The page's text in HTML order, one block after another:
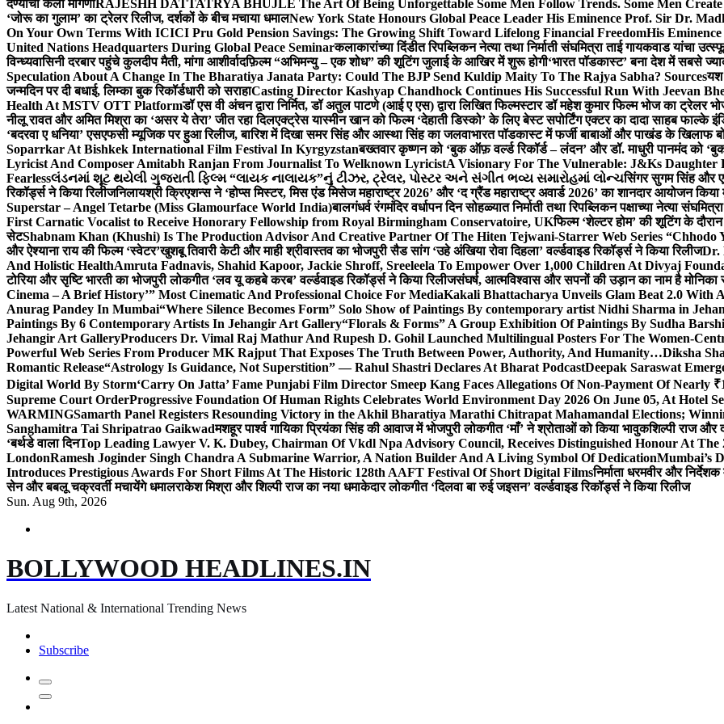
देण्याची केली मागणीRAJESHH DATTATRYA BHUJLE The Art Of Being Unforgettable Some Men Follow Trends. Some Men
‘जोरू का गुलाम’ का ट्रेलर रिलीज, दर्शकों के बीच मचाया धमालNew York State Honours Global Peace Leader His Eminence Prof. Sir Dr.
On Your Own Terms With ICICI Pru Gold Pension Savings: The Growing Shift Toward Lifelong Financial FreedomHis
United Nations Headquarters During Global Peace Seminarकलाकारांच्या दिंडीत रिपब्लिकन नेत्या तथा निर्माती संघमित्रा ताई गायकवाड यांचा
विन्ध्यवासिनी दरबार पहुंचे कुलदीप मैती, मांगा आशीर्वादफ़िल्म “अभिमन्यु – एक शोध” की शूटिंग जुलाई के आखिर में शुरू होगी‘भारत पॉडकास्ट’ बना देश में सबसे
Speculation About A Change In The Bharatiya Janata Party: Could The BJP Send Kuldip Maity To The Rajya Sabha? Sourcesयश
जन्मदिन पर दी बधाई, लिम्का बुक रिकॉर्डधारी को सराहाCasting Director Kashyap Chandhock Continues His Successful Run With Jeevan
Health At MSTV OTT Platformडॉ एस वी अंचन द्वारा निर्मित, डॉ अतुल पाटणे (आई ए एस) द्वारा लिखित फिल्मस्टार डॉ महेश कुमार फिल्म भोज का ट्रेलर
नीलू रावत और अमित मिश्रा का ‘असर ये तेरा’ जीत रहा दिलएक्ट्रेस यास्मीन खान को फिल्म ‘देहाती डिस्को’ के लिए बेस्ट सपोर्टिंग एक्टर का दादा साहब फाल्के
‘बदरवा ए धनिया’ एसएफसी म्यूजिक पर हुआ रिलीज, बारिश में दिखा समर सिंह और आस्था सिंह का जलवाभारत पॉडकास्ट में फर्जी बाबाओं और पाखंड के खिलाफ
Soparrkar At Bishkek International Film Festival In Kyrgyzstanबख्तवार कृष्णन को ‘बुक ऑफ़ वर्ल्ड रिकॉर्ड – लंदन’ और डॉ. माधुरी पानमंद को
Lyricist And Composer Amitabh Ranjan From Journalist To Welknown LyricistA Visionary For The Vulnerable: J&Ks Daughter
Fearlessલંડનમાં શૂટ થયેલી ગુજરાતી ફિલ્મ “લાયક નાલાયક”નું ટીઝર, ટ્રેલર, પોસ્ટર અને સંગીત ભવ્ય સમારોહમાં લોન્ચसिंगर सुगम सिंह और
रिकॉर्ड्स ने किया रिलीजनिलायश्री क्रिएशन्स ने ‘होप्स मिस्टर, मिस एंड मिसेज महाराष्ट्र 2026’ और ‘द ग्रैंड महाराष्ट्र अवार्ड 2026’ का शानदार आयोजन किया
Superstar – Angel Tetarbe (Miss Glamourface World India)बालगंधर्व रंगमंदिर वर्धापन दिन सोहळ्यात निर्माती तथा रिपब्लिकन पक्षाच्या नेत्या
First Carnatic Vocalist to Receive Honorary Fellowship from Royal Birmingham Conservatoire, UKफिल्म ‘शेल्टर होम’ की शूटिंग के
सेटShabnam Khan (Khushi) Is The Production Advisor And Creative Partner Of The Hiten Tejwani-Starrer Web Series “Chhodo
और ऐश्याना राय की फिल्म ‘स्वेटर’खुशबू तिवारी केटी और माही श्रीवास्तव का भोजपुरी सैड सांग ‘उहे अंखिया रोवा दिहला’ वर्ल्डवाइड रिकॉर्ड्स ने किया रिलीजDr.
And Holistic HealthAmruta Fadnavis, Shahid Kapoor, Jackie Shroff, Sreeleela To Empower Over 1,000 Children At Divyaj
टोरिया और सृष्टि भारती का भोजपुरी लोकगीत ‘लव यू कहबे करब’ वर्ल्डवाइड रिकॉर्ड्स ने किया रिलीजसंघर्ष, आत्मविश्वास और सपनों की उड़ान का नाम है मोनिका
Cinema – A Brief History’” Most Cinematic And Professional Choice For MediaKakali Bhattacharya Unveils Glam Beat 2.0 With
Anurag Pandey In Mumbai“Where Silence Becomes Form” Solo Show of Paintings By contemporary artist Nidhi Sharma in
Paintings By 6 Contemporary Artists In Jehangir Art Gallery“Florals & Forms” A Group Exhibition Of Paintings By Sudha
Jehangir Art GalleryProducers Dr. Vimal Raj Mathur And Rupesh D. Gohil Launched Multilingual Posters For The Women-
Powerful Web Series From Producer MK Rajput That Exposes The Truth Between Power, Authority, And Humanity…Diksha
Romantic Release“Astrology Is Guidance, Not Superstition” — Rahul Shastri Declares At Bharat PodcastDeepak Saraswat
Digital World By Storm‘Carry On Jatta’ Fame Punjabi Film Director Smeep Kang Faces Allegations Of Non-Payment Of
Supreme Court OrderProgressive Foundation Of Human Rights Celebrates World Environment Day 2026 On June 05, At Hotel
WARMINGSamarth Panel Registers Resounding Victory in the Akhil Bharatiya Marathi Chitrapat Mahamandal Elections;
Sanghamitra Tai Shripatrao Gaikwadमशहूर पार्श्व गायिका प्रियंका सिंह की आवाज में भोजपुरी लोकगीत ‘माँ’ ने श्रोताओं को किया भावुकशिल्पी राज और
‘बर्थडे वाला दिनTop Leading Lawyer V. K. Dubey, Chairman Of Vkdl Npa Advisory Council, Receives Distinguished Honour At
LondonRamesh Joginder Singh Chandra A Submarine Warrior, A Nation Builder And A Living Symbol Of DedicationMumbai’s
Introduces Prestigious Awards For Short Films At The Historic 128th AAFT Festival Of Short Digital Filmsनिर्माता धरमवीर और
सेन और बबलू चक्रवर्ती मचायेंगे धमालराकेश मिश्रा और शिल्पी राज का नया धमाकेदार लोकगीत ‘दिलवा बा रुई जइसन’ वर्ल्डवाइड रिकॉर्ड्स ने किया रिलीज
Sun. Aug 9th, 2026
BOLLYWOOD HEADLINES.IN
Latest National & International Trending News
Subscribe